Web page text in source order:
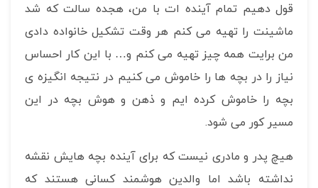
قول دهیم تمام آینده ات با من، هجده سالت که شد
ماشینت را تهیه می کنم هر وقت تشکیل خانواده دادی
من برایت همه چیز تهیه می کنم و… با این کار احساس
نیاز را در بچه ها را خاموش می کنیم در نتیجه انگیزه ی
بچه را خاموش کرده ایم و ذهن و هوش بچه در این
مسیر کور می شود.
هیچ پدر و مادری نیست که برای آینده بچه هایش نقشه
نداشته باشد اما والدین هوشمند کسانی هستند که